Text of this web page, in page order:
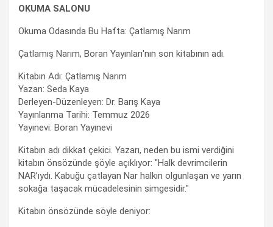
OKUMA SALONU
Okuma Odasında Bu Hafta: Çatlamış Narım
Çatlamış Narım, Boran Yayınları'nın son kitabının adı.
Kitabın Adı: Çatlamış Narım
Yazan: Seda Kaya
Derleyen-Düzenleyen: Dr. Barış Kaya
Yayınlanma Tarihi: Temmuz 2026
Yayınevi: Boran Yayınevi
Kitabın adı dikkat çekici. Yazarı, neden bu ismi verdiğini
kitabın önsözünde şöyle açıklıyor: "Halk devrimcilerin
NAR’ıydı. Kabuğu çatlayan Nar halkın olgunlaşan ve yarın
sokağa taşacak mücadelesinin simgesidir."
Kitabın önsözünde söyle deniyor: